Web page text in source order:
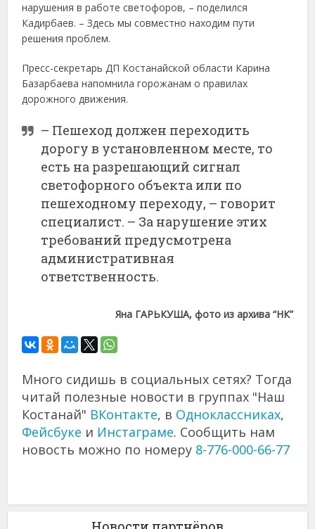
нарушения в работе светофоров, – поделился
Кадирбаев. – Здесь мы совместно находим пути
решения проблем.
Пресс-секретарь ДП Костанайской области Карина
Базарбаева напомнила горожанам о правилах
дорожного движения.
– Пешеход должен переходить
дорогу в установленном месте, то
есть на разрешающий сигнал
светофорного объекта или по
пешеходному переходу, – говорит
специалист. – За нарушение этих
требований предусмотрена
административная
ответственность.
Яна ГАРЬКУША, фото из архива “НК”
Много сидишь в социальных сетях? Тогда
читай полезные новости в группах "Наш
Костанай" ВКонтакте, в Одноклассниках,
Фейсбуке и Инстаграме. Сообщить нам
новость можно по номеру 8-776-000-66-77